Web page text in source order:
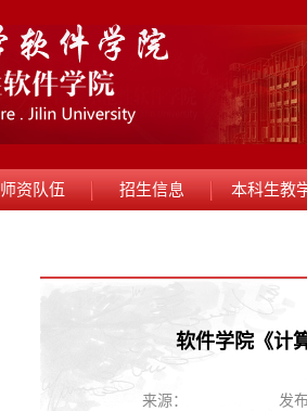
师资队伍 招生信息 本科生教
软件学院《计
来源： 发